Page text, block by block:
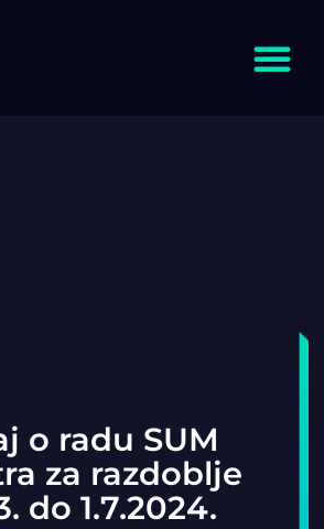
o radu SUM
za razdoblje
do 1.7.2024.